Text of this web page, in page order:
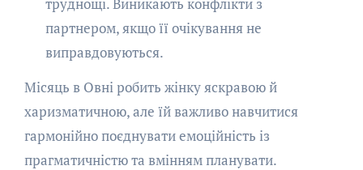
партнером, якщо її очікування не
виправдовуються.
Місяць в Овні робить жінку яскравою й
харизматичною, але їй важливо навчитися
гармонійно поєднувати емоційність із
прагматичністю та вмінням планувати.